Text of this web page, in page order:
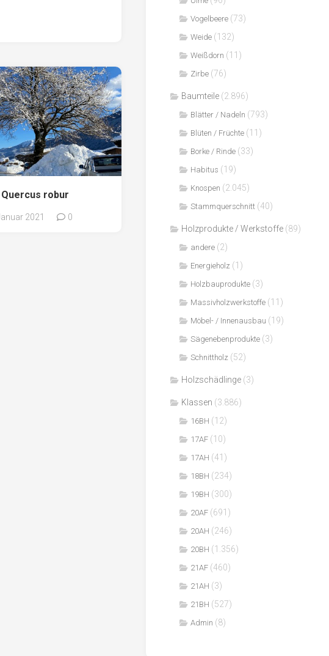
robur
2021 0
Vogelbeere (73)
Weide (132)
Weißdorn (11)
Zirbe (76)
Baumteile (2.896)
Blätter / Nadeln (793)
Blüten / Früchte (11)
Borke / Rinde (33)
Habitus (19)
Knospen (2.045)
Stammquerschnitt (40)
Holzprodukte / Werkstoffe (89)
andere (2)
Energieholz (1)
Holzbauprodukte (3)
Massivholzwerkstoffe (11)
Möbel- / Innenausbau (19)
Sägenebenprodukte (3)
Schnittholz (52)
Holzschädlinge (3)
Klassen (3.886)
16BH (12)
17AF (10)
17AH (41)
18BH (234)
19BH (300)
20AF (691)
20AH (246)
20BH (1.356)
21AF (460)
21AH (3)
21BH (527)
Admin (8)